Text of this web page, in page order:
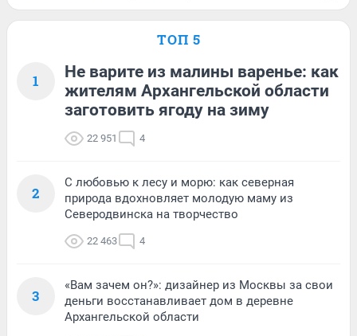
ТОП 5
1
Не варите из малины варенье: как
жителям Архангельской области
заготовить ягоду на зиму
22 951 4
2
С любовью к лесу и морю: как северная
природа вдохновляет молодую маму из
Северодвинска на творчество
22 463 4
3
«Вам зачем он?»: дизайнер из Москвы за свои
деньги восстанавливает дом в деревне
Архангельской области